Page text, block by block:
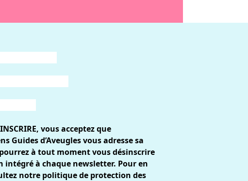
vous acceptez que
Guides d’Aveugles vous adresse sa
à tout moment vous désinscrire
à chaque newsletter. Pour en
notre politique de protection des